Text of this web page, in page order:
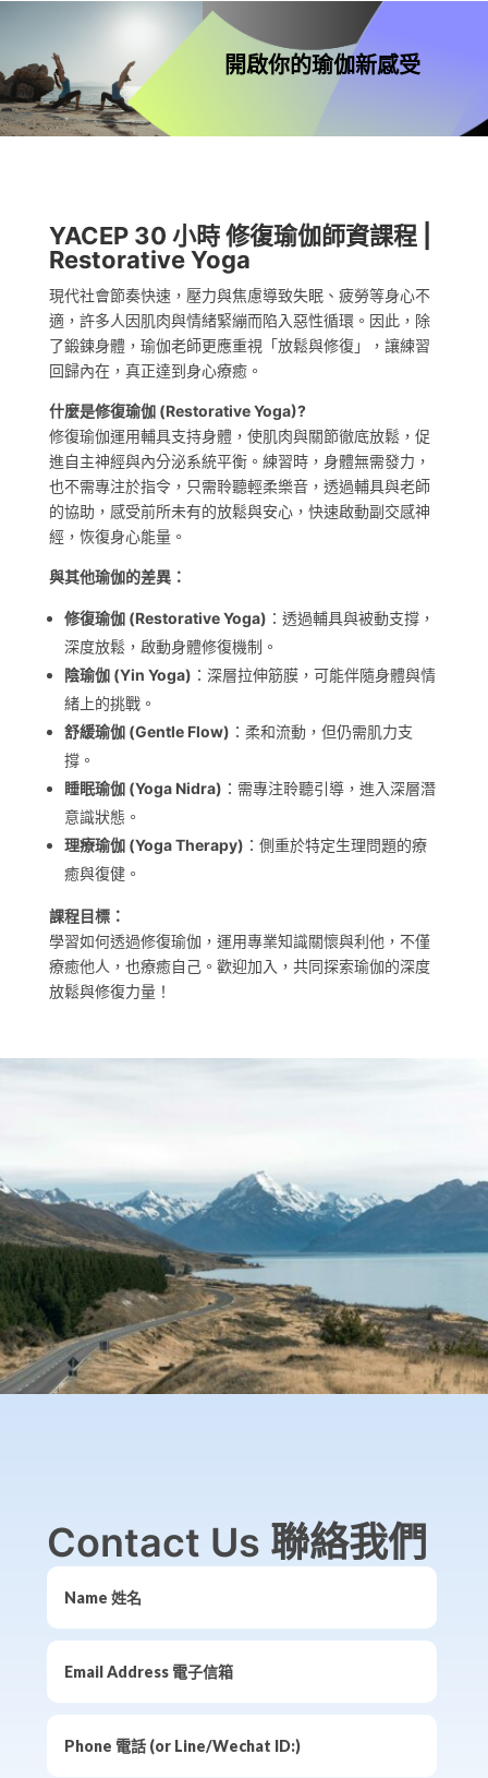
開啟你的瑜伽新感受
YACEP 30 小時 修復瑜伽師資課程 |
Restorative Yoga
現代社會節奏快速，壓力與焦慮導致失眠、疲勞等身心不
適，許多人因肌肉與情緒緊繃而陷入惡性循環。因此，除
了鍛鍊身體，瑜伽老師更應重視「放鬆與修復」，讓練習
回歸內在，真正達到身心療癒。
什麼是修復瑜伽 (Restorative Yoga)?
修復瑜伽運用輔具支持身體，使肌肉與關節徹底放鬆，促
進自主神經與內分泌系統平衡。練習時，身體無需發力，
也不需專注於指令，只需聆聽輕柔樂音，透過輔具與老師
的協助，感受前所未有的放鬆與安心，快速啟動副交感神
經，恢復身心能量。
與其他瑜伽的差異：
修復瑜伽 (Restorative Yoga) ：透過輔具與被動支撐，
深度放鬆，啟動身體修復機制。
陰瑜伽 (Yin Yoga) ：深層拉伸筋膜，可能伴隨身體與情
緒上的挑戰。
舒緩瑜伽 (Gentle Flow) ：柔和流動，但仍需肌力支
撐。
睡眠瑜伽 (Yoga Nidra) ：需專注聆聽引導，進入深層潛
意識狀態。
理療瑜伽 (Yoga Therapy) ：側重於特定生理問題的療
癒與復健。
課程目標：
學習如何透過修復瑜伽，運用專業知識關懷與利他，不僅
療癒他人，也療癒自己。歡迎加入，共同探索瑜伽的深度
放鬆與修復力量！
Contact Us 聯絡我們